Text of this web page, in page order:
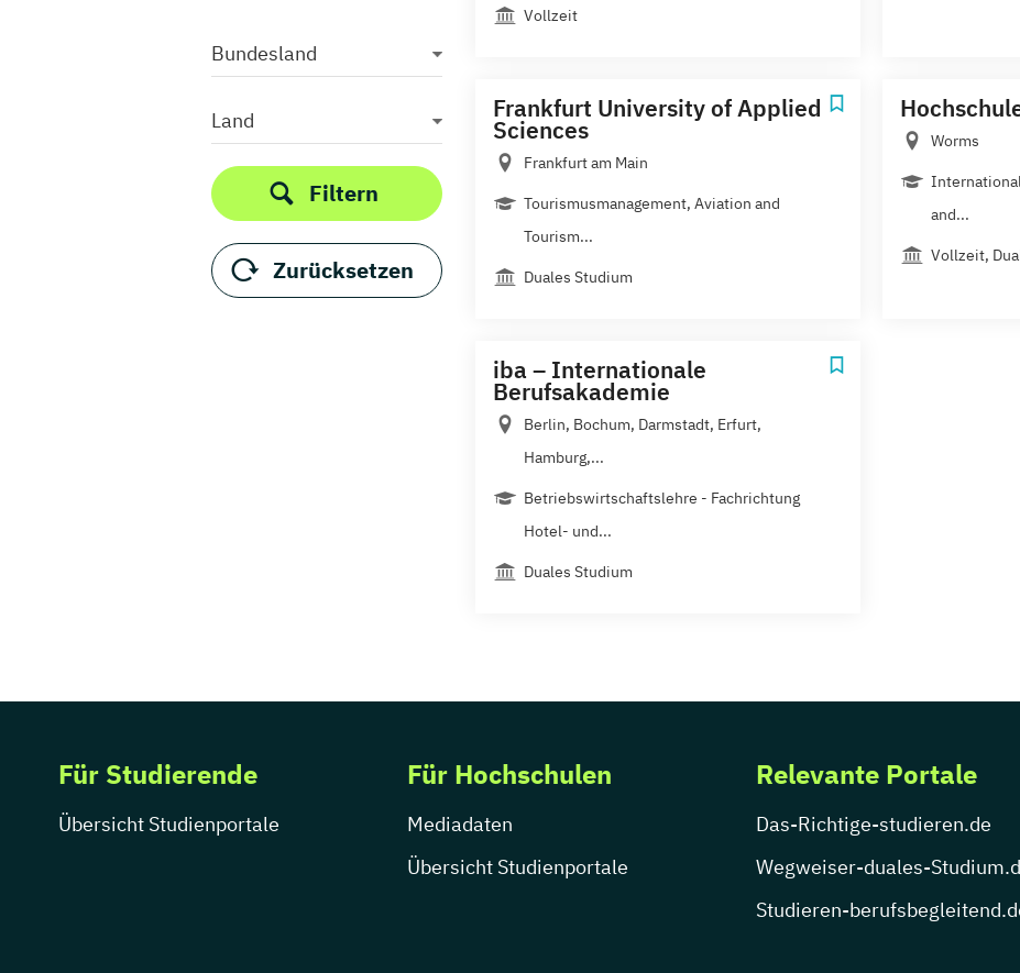
Bundesland
Land
Filtern
Zurücksetzen
Vollzeit
Frankfurt University of Applied
Sciences
Frankfurt am Main
Tourismusmanagement, Aviation and
Tourism...
Duales Studium
Worms
and...
Vollzeit,
iba – Internationale
Berufsakademie
Berlin, Bochum, Darmstadt, Erfurt,
Hamburg,...
Betriebswirtschaftslehre - Fachrichtung
Hotel- und...
Duales Studium
Für Studierende
Übersicht Studienportale
Für Hochschulen
Mediadaten
Übersicht Studienportale
Relevante Portale
Das-Richtige-studieren.de
Wegweiser-duales-
Studieren-